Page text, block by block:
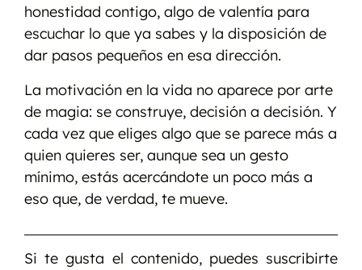
honestidad contigo, algo de valentía para
escuchar lo que ya sabes y la disposición de
dar pasos pequeños en esa dirección.
La motivación en la vida no aparece por arte
de magia: se construye, decisión a decisión. Y
cada vez que eliges algo que se parece más a
quien quieres ser, aunque sea un gesto
mínimo, estás acercándote un poco más a
eso que, de verdad, te mueve.
Si te gusta el contenido, puedes suscribirte